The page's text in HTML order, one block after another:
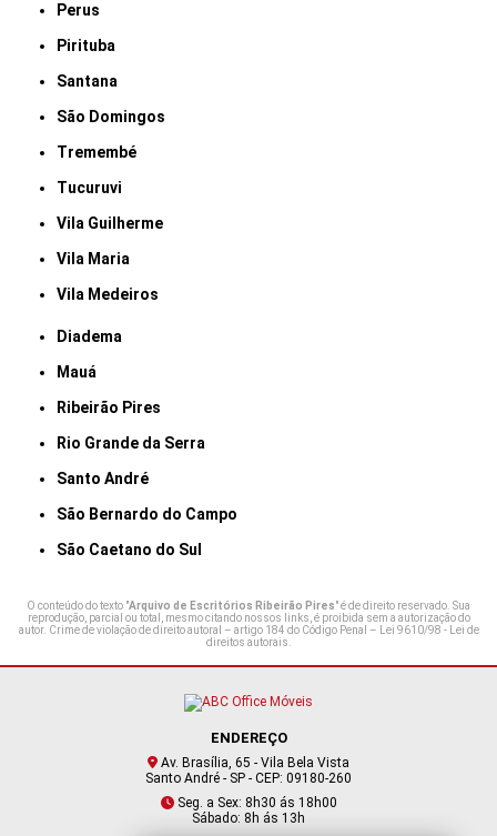
Perus
Pirituba
Santana
São Domingos
Tremembé
Tucuruvi
Vila Guilherme
Vila Maria
Vila Medeiros
Diadema
Mauá
Ribeirão Pires
Rio Grande da Serra
Santo André
São Bernardo do Campo
São Caetano do Sul
O conteúdo do texto "Arquivo de Escritórios Ribeirão Pires" é de direito reservado. Sua
reprodução, parcial ou total, mesmo citando nossos links, é proibida sem a autorização do
autor. Crime de violação de direito autoral – artigo 184 do Código Penal – Lei 9610/98 - Lei de
direitos autorais.
ENDEREÇO
Av. Brasília, 65 - Vila Bela Vista
Santo André - SP - CEP: 09180-260
Seg. a Sex: 8h30 ás 18h00
Sábado: 8h ás 13h